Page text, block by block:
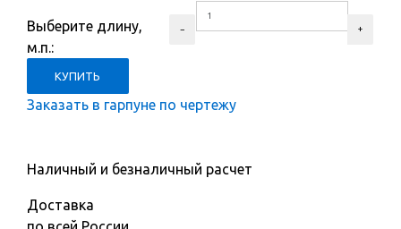
Выберите длину,
м.п.:
Заказать в гарпуне по чертежу
Наличный и безналичный расчет
Доставка